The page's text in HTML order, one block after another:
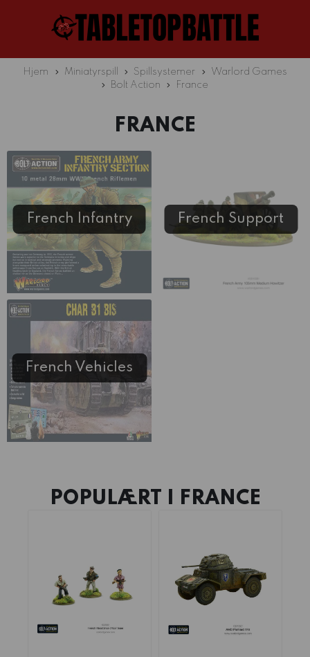
Hjem Miniatyrspill Spillsystemer
Warlord Games
Bolt Action
France
FRANCE
French Infantry French Support
French Vehicles
POPULÆRT I FRANCE